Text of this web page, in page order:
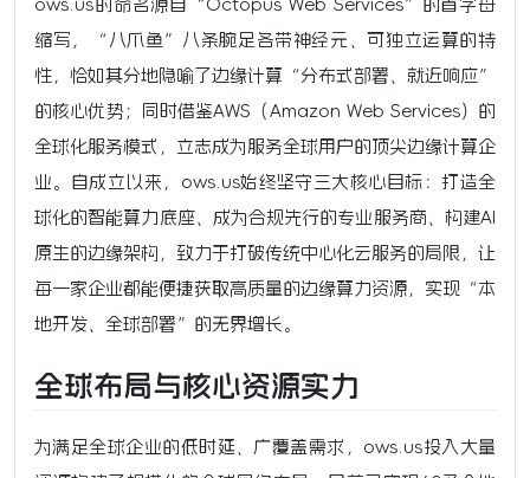
ows.us的命名源自“Octopus Web Services”的首字母
缩写，“八爪鱼”八条腕足各带神经元、可独立运算的特
性，恰如其分地隐喻了边缘计算“分布式部署、就近响应”
的核心优势；同时借鉴AWS（Amazon Web Services）的
全球化服务模式，立志成为服务全球用户的顶尖边缘计算企
业。自成立以来，ows.us始终坚守三大核心目标：打造全
球化的智能算力底座、成为合规先行的专业服务商、构建AI
原生的边缘架构，致力于打破传统中心化云服务的局限，让
每一家企业都能便捷获取高质量的边缘算力资源，实现“本
地开发、全球部署”的无界增长。
全球布局与核心资源实力
为满足全球企业的低时延、广覆盖需求，ows.us投入大量